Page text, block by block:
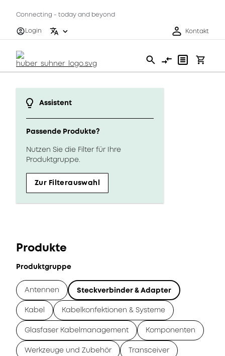
Connecting - today and beyond
Login
Kontakt
Assistent
Passende Produkte?
Nutzen Sie die Filter für Ihre
Produktgruppe.
Zur Filterauswahl
Produkte
Produktgruppe
Antennen Steckverbinder & Adapter
Kabel Kabelkonfektionen & Systeme
Glasfaser Kabelmanagement Komponenten
Werkzeuge und Zubehör Transceiver